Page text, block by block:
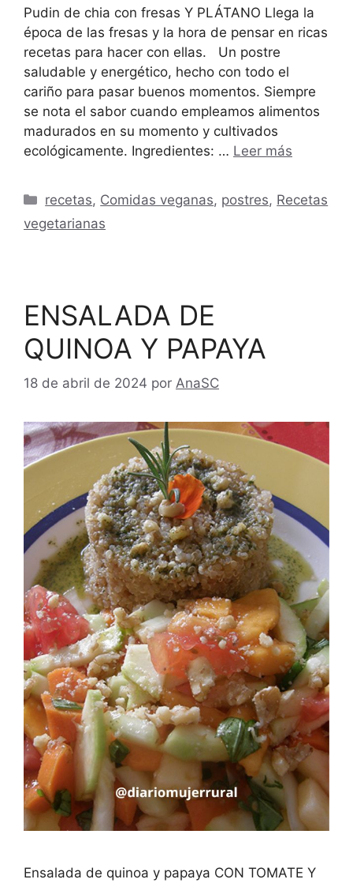
Pudin de chia con fresas Y PLÁTANO Llega la
época de las fresas y la hora de pensar en ricas
recetas para hacer con ellas. Un postre
saludable y energético, hecho con todo el
cariño para pasar buenos momentos. Siempre
se nota el sabor cuando empleamos alimentos
madurados en su momento y cultivados
ecológicamente. Ingredientes: … Leer más
Categorías
recetas, Comidas veganas, postres, Recetas
vegetarianas
ENSALADA DE
QUINOA Y PAPAYA
18 de abril de 2024 por AnaSC
Ensalada de quinoa y papaya CON TOMATE Y